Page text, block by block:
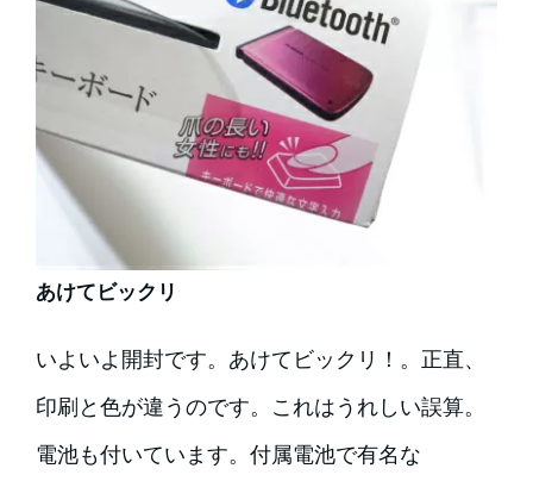
あけてビックリ
いよいよ開封です。あけてビックリ！。正直、
印刷と色が違うのです。これはうれしい誤算。
電池も付いています。付属電池で有名な